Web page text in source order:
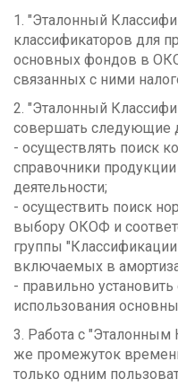
1. "Эталонный
классификаторов для
основных фондов в
связанных с ними
2. "Эталонный
совершать следующие
- осуществлять поиск
справочники
деятельности;
- осуществить поиск
выбору ОКОФ и
группы
включаемых в
- правильно
использования
3. Работа с "Эталонным
же промежуток
только одним